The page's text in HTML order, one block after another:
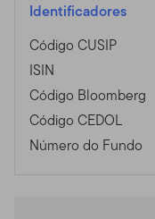
Identificadores
Código CUSIP
ISIN
Código Bloomberg
Código CEDOL
Número do Fundo